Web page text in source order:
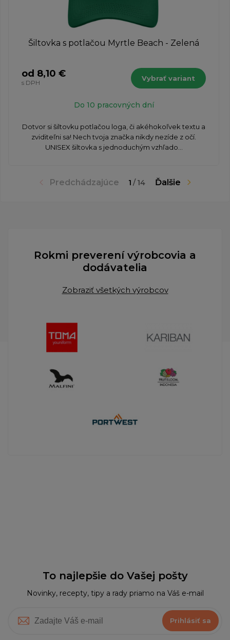
Predchádzajúce 1 / 14 Ďalšie
Šiltovka s potlačou Myrtle Beach - Zelená
od 8,10 €
s DPH
Vybrať variant
Do 10 pracovných dní
Dotvor si šiltovku potlačou loga, či akéhokoľvek textu a
zviditeľni sa! Nech tvoja značka nikdy nezíde z očí.
UNISEX šiltovka s jednoduchým vzhľado...
Rokmi preverení výrobcovia a
dodávatelia
Zobraziť všetkých výrobcov
To najlepšie do Vašej pošty
Novinky, recepty, tipy a rady priamo na Váš e-mail
Prihlásiť sa